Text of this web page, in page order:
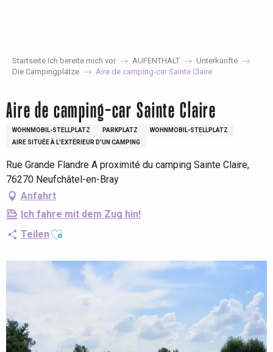
Startseite Ich bereite mich vor AUFENTHALT
Unterkünfte
Die Campingplätze
Aire de camping-car Sainte Claire
Aire de camping-car Sainte Claire
WOHNMOBIL-STELLPLATZ PARKPLATZ
WOHNMOBIL-STELLPLATZ
AIRE SITUÉE À L'EXTÉRIEUR D'UN CAMPING
Rue Grande Flandre A proximité du camping Sainte Claire,
76270 Neufchâtel-en-Bray
Anfahrt
Ich fahre mit dem Zug hin!
TeilenAjouter aux favoris